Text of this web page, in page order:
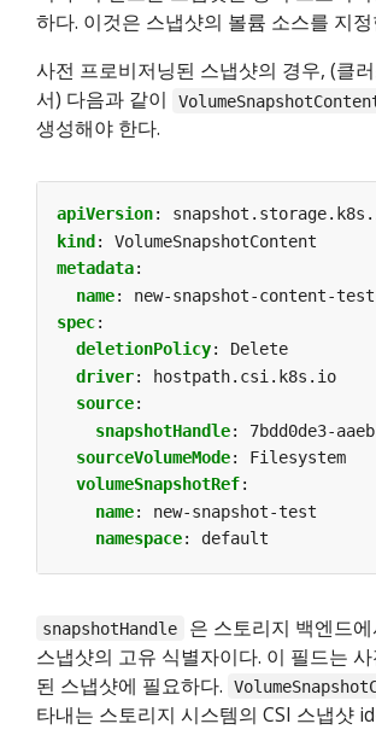
하다. 이것은 스냅샷의 볼륨 소스를 지정
사전 프로비저닝된 스냅샷의 경우, (클
서) 다음과 같이
생성해야 한다.
apiVersion:
kind :
VolumeSnapshotContent
metadata:
name:
new-snapshot-content-test
spec:
deletionPolicy:
Delete
driver:
hostpath.csi.k8s.io
source:
snapshotHandle:
7bdd0de3-
sourceVolumeMode:
Filesystem
volumeSnapshotRef:
name:
new-snapshot-test
namespace: default
snapshotHandle
은 스토리지 백엔드
스냅샷의 고유 식별자이다. 이 필드는
된 스냅샷에 필요하다.
타내는 스토리지 시스템의 CSI 스냅샷